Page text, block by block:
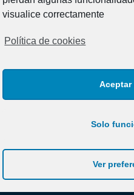
visualice correctamente
Política de cookies
Aceptar
Solo
Ver
Sin categoría
Aviso legal y
Política de